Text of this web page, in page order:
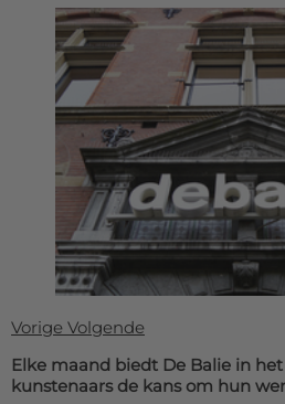
Vorige Volgende
Elke maand biedt De Balie in
kunstenaars de kans om hun